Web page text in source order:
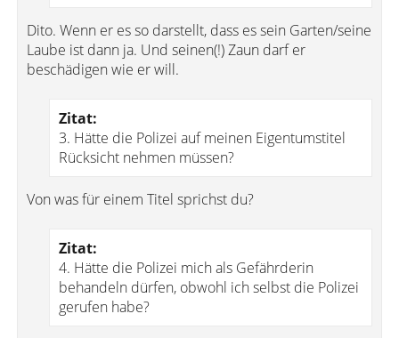
Dito. Wenn er es so darstellt, dass es sein Garten/seine
Laube ist dann ja. Und seinen(!) Zaun darf er
beschädigen wie er will.
Zitat:
3. Hätte die Polizei auf meinen Eigentumstitel
Rücksicht nehmen müssen?
Von was für einem Titel sprichst du?
Zitat:
4. Hätte die Polizei mich als Gefährderin
behandeln dürfen, obwohl ich selbst die Polizei
gerufen habe?